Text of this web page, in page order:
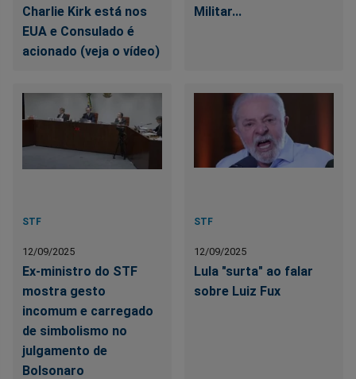
Charlie Kirk está nos
EUA e Consulado é
acionado (veja o vídeo)
Militar...
STF
12/09/2025
Ex-ministro do STF
mostra gesto
incomum e carregado
de simbolismo no
julgamento de
Bolsonaro
STF
12/09/2025
Lula "surta" ao falar
sobre Luiz Fux